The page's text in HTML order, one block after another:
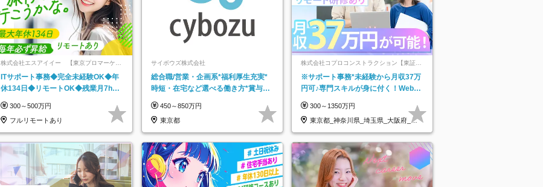
株式会社エスアイイー 【東京プロマーケッ
ITサポート事務◆完全未経験OK◆年
休134日◆リモートOK◆残業月7h以
300～500万円
フルリモートあり
サイボウズ株式会社
総合職/営業・企画系*福利厚生充実*
時短・在宅など選べる働き方*賞与年
450～850万円
東京都
株式会社コプロコンストラクション【東証プ
ライム上場コプロ・ホールディングス子会
社】
※サポート事務*未経験から月収37万
円可♪専門スキルが身に付く！Web面
300～1350万円
東京都_神奈川県_埼玉県_大阪府_愛
知県…